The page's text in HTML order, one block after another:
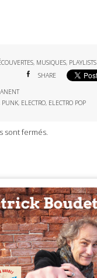
, MUSIQUES, PLAYLISTS
SHARE
PUNK, ELECTRO, ELECTRO POP
sont fermés.